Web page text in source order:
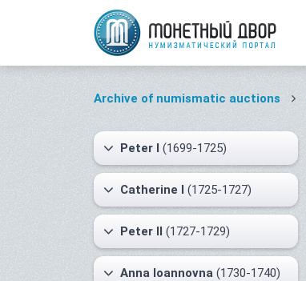
Archive of numismatic auctions
Peter I (1699-1725)
Catherine I (1725-1727)
Peter II (1727-1729)
Anna Ioannovna (1730-1740)